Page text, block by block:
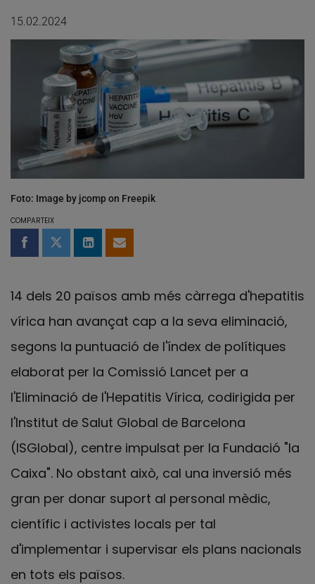
15.02.2024
Foto: Image by jcomp on Freepik
COMPARTEIX
Compartir a Facebook
Compartir a Twitter
Comparteix a LinkedIn
Comparteix per email
14 dels 20 països amb més càrrega d'hepatitis
vírica han avançat cap a la seva eliminació,
segons la puntuació de l'índex de polítiques
elaborat per la Comissió Lancet per a
l'Eliminació de l'Hepatitis Vírica, codirigida per
l'Institut de Salut Global de Barcelona
(ISGlobal), centre impulsat per la Fundació "la
Caixa". No obstant això, cal una inversió més
gran per donar suport al personal mèdic,
científic i activistes locals per tal
d'implementar i supervisar els plans nacionals
en tots els països.